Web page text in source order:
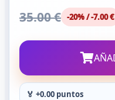
35.00 € -20% / -7.00 €
🏅 +0.00 puntos